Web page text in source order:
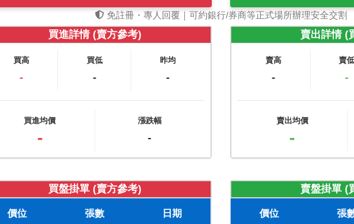
免註冊・專人回覆｜可約銀行/券商等正式場所辦理安全交割
買進詳情 (賣方參考)
買高
-
買低
-
昨均
-
買進均價
-
漲跌幅
-
賣出詳情 (
賣高
-
賣低
-
賣出均價
-
買盤掛單 (賣方參考)
價位 張數 日期
賣盤掛單 (
價位 張